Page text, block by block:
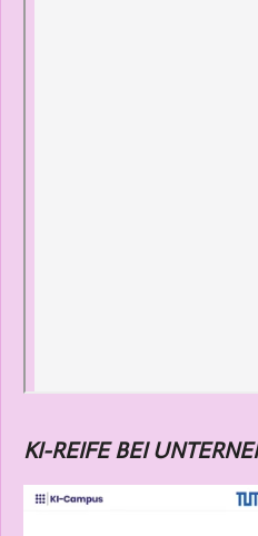
KI-REIFE BEI